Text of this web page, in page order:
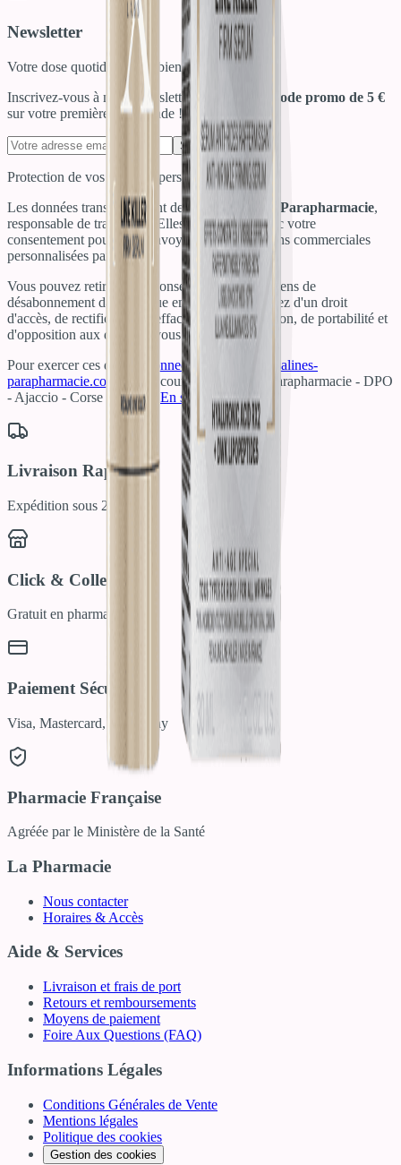
Newsletter
Votre dose quotidienne de bien-être !
Inscrivez-vous à notre newsletter et recevez un
code promo de 5 €
sur votre première commande !
S'inscrire
Protection de vos données personnelles
Les données transmises sont destinées à
Salines Parapharmacie,
responsable de traitement. Elles sont traitées avec votre
consentement pour vous envoyer des informations commerciales
personnalisées par e-mail.
Vous pouvez retirer votre consentement via les liens de
désabonnement dans chaque email. Vous disposez d'un droit
d'accès, de rectification, d'effacement, de limitation, de portabilité et
d'opposition aux données vous concernant.
Pour exercer ces droits :
donneespersonnelles@salines-
parapharmacie.com
ou par courrier à : Salines Parapharmacie - DPO
- Ajaccio - Corse - France.
En savoir plus
Livraison Rapide
Expédition sous 24/48h
Click & Collect
Gratuit en pharmacie
Paiement Sécurisé
Visa, Mastercard, Apple Pay
Pharmacie Française
Agréée par le Ministère de la Santé
La Pharmacie
Nous contacter
Horaires & Accès
Aide & Services
Livraison et frais de port
Retours et remboursements
Moyens de paiement
Foire Aux Questions (FAQ)
Informations Légales
Conditions Générales de Vente
Mentions légales
Politique des cookies
Gestion des cookies